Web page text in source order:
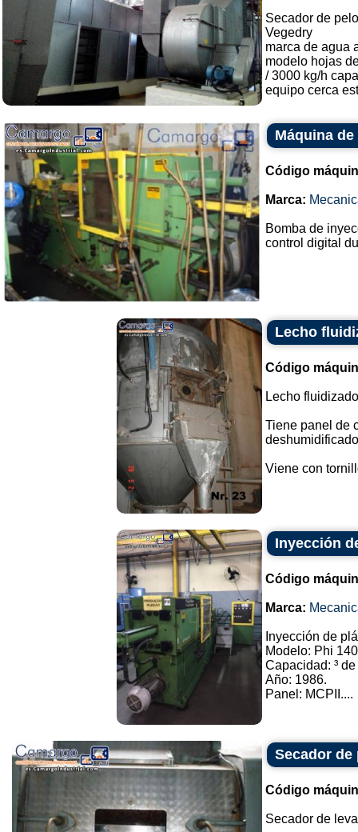
Secador de pelo
Vegedry
marca de agua
modelo hojas
/ 3000 kg/h
equipo cerca
Máquina
Código
Marca:
Bomba de
control digital
Lecho
Código
Lecho
Tiene panel de
Viene con
Inyección
Código
Marca:
Inyección de
Modelo: Phi
Capacidad: ³
Año: 1986.
Panel: MCPII....
Secador de
Código
Secador de